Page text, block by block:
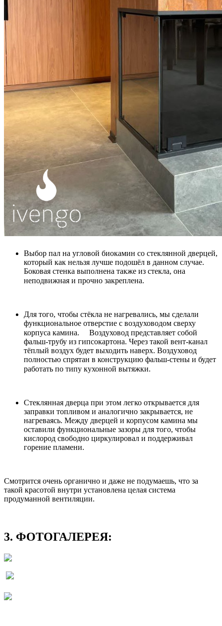
Выбор пал на угловой биокамин со стеклянной дверцей,
который как нельзя лучше подошёл в данном случае.
Боковая стенка выполнена также из стекла, она
неподвижная и прочно закреплена. ⠀
Для того, чтобы стёкла не нагревались, мы сделали
функциональное отверстие с воздуховодом сверху
корпуса камина. ⠀ Воздуховод представляет собой
фальш-трубу из гипсокартона. Через такой вент-канал
тёплый воздух будет выходить наверх. Воздуховод
полностью спрятан в конструкцию фальш-стены и будет
работать по типу кухонной вытяжки. ⠀
Стеклянная дверца при этом легко открывается для
заправки топливом и аналогично закрывается, не
нагреваясь. Между дверцей и корпусом камина мы
оставили функциональные зазоры для того, чтобы
кислород свободно циркулировал и поддерживал
горение пламени.
Смотрится очень органично и даже не подумаешь, что за
такой красотой внутри установлена целая система
продуманной вентиляции.
3. ФОТОГАЛЕРЕЯ: